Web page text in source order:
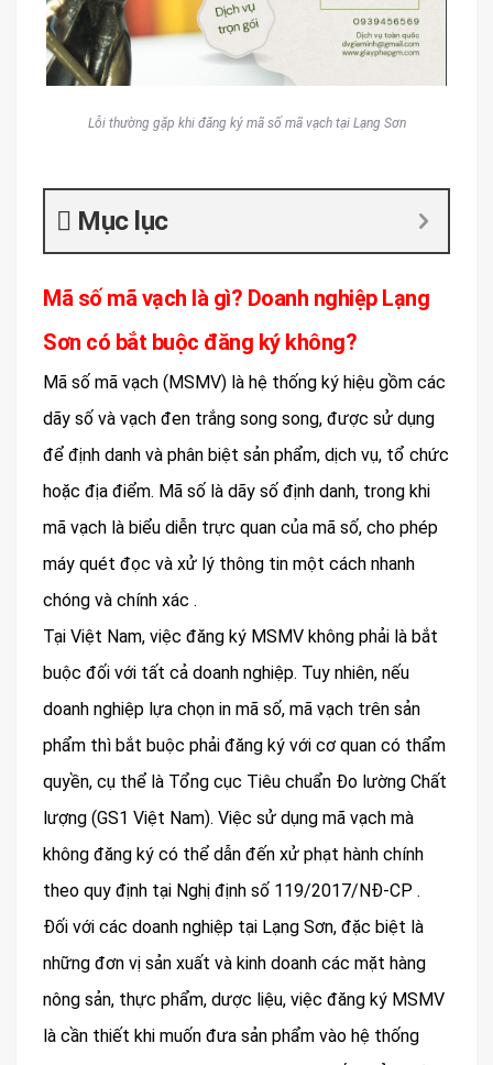
Lỗi thường gặp khi đăng ký mã số mã vạch tại Lạng Sơn
Mục lục
Mã số mã vạch là gì? Doanh nghiệp Lạng
Sơn có bắt buộc đăng ký không?
Mã số mã vạch (MSMV) là hệ thống ký hiệu gồm các
dãy số và vạch đen trắng song song, được sử dụng
để định danh và phân biệt sản phẩm, dịch vụ, tổ chức
hoặc địa điểm. Mã số là dãy số định danh, trong khi
mã vạch là biểu diễn trực quan của mã số, cho phép
máy quét đọc và xử lý thông tin một cách nhanh
chóng và chính xác .
Tại Việt Nam, việc đăng ký MSMV không phải là bắt
buộc đối với tất cả doanh nghiệp. Tuy nhiên, nếu
doanh nghiệp lựa chọn in mã số, mã vạch trên sản
phẩm thì bắt buộc phải đăng ký với cơ quan có thẩm
quyền, cụ thể là Tổng cục Tiêu chuẩn Đo lường Chất
lượng (GS1 Việt Nam). Việc sử dụng mã vạch mà
không đăng ký có thể dẫn đến xử phạt hành chính
theo quy định tại Nghị định số 119/2017/NĐ-CP .
Đối với các doanh nghiệp tại Lạng Sơn, đặc biệt là
những đơn vị sản xuất và kinh doanh các mặt hàng
nông sản, thực phẩm, dược liệu, việc đăng ký MSMV
là cần thiết khi muốn đưa sản phẩm vào hệ thống